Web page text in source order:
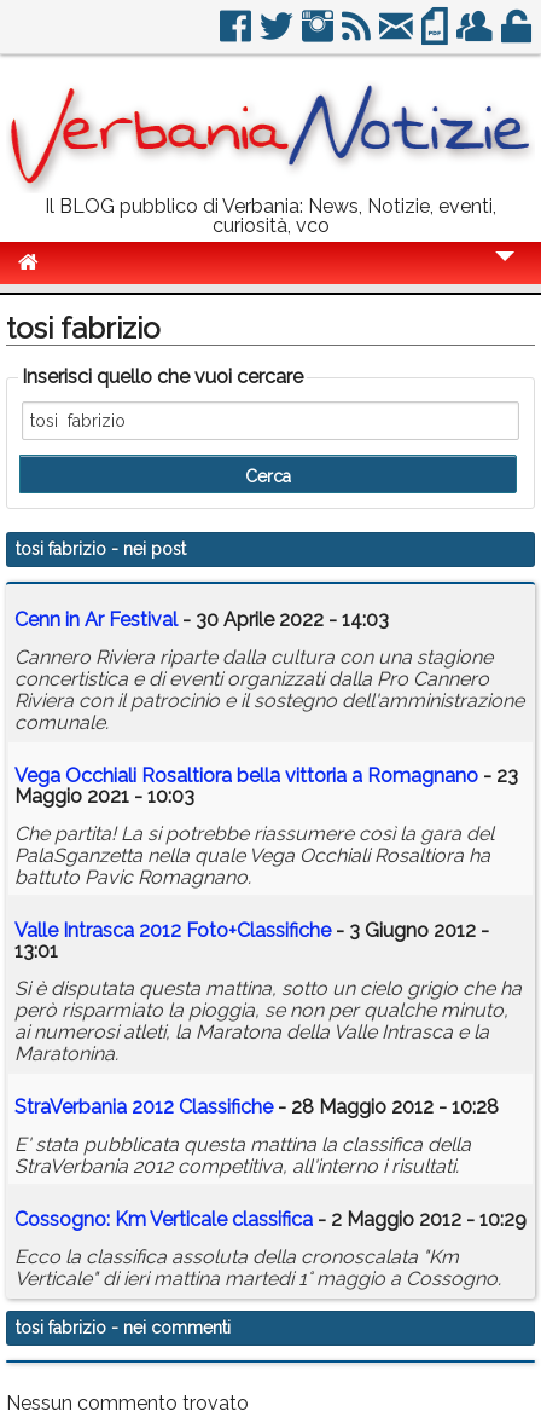
Il BLOG pubblico di Verbania: News, Notizie, eventi,
curiosità, vco
Politica
Sport
Eventi
Info Utili
Rubriche
Calendario
Annunci
tosi fabrizio
Inserisci quello che vuoi cercare
tosi fabrizio - nei post
Cenn in Ar Festival- 30 Aprile 2022 - 14:03
Cannero Riviera riparte dalla cultura con una stagione
concertistica e di eventi organizzati dalla Pro Cannero
Riviera con il patrocinio e il sostegno dell'amministrazione
comunale.
Vega Occhiali Rosaltiora bella vittoria a Romagnano - 23
Maggio 2021 - 10:03
Che partita! La si potrebbe riassumere così la gara del
PalaSganzetta nella quale Vega Occhiali Rosaltiora ha
battuto Pavic Romagnano.
Valle Intrasca 2012 Foto+Classifiche- 3 Giugno 2012 -
13:01
Si è disputata questa mattina, sotto un cielo grigio che ha
però risparmiato la pioggia, se non per qualche minuto,
ai numerosi atleti, la Maratona della Valle Intrasca e la
Maratonina.
StraVerbania 2012 Classifiche- 28 Maggio 2012 - 10:28
E' stata pubblicata questa mattina la classifica della
StraVerbania 2012 competitiva, all'interno i risultati.
Cossogno: Km Verticale classifica - 2 Maggio 2012 - 10:29
Ecco la classifica assoluta della cronoscalata "Km
Verticale" di ieri mattina martedi 1° maggio a Cossogno.
tosi fabrizio - nei commenti
Nessun commento trovato